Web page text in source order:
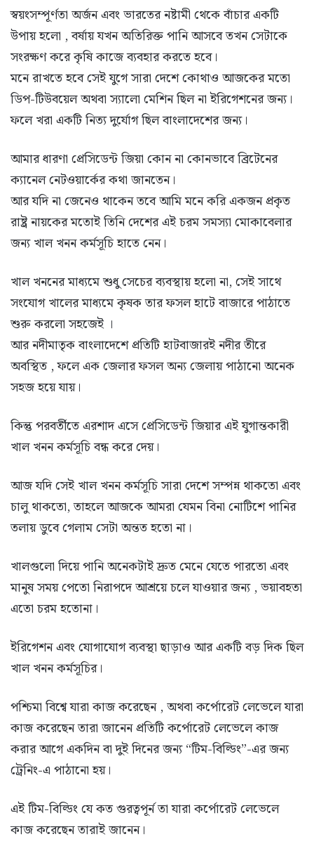
স্বয়ংসম্পূর্ণতা অর্জন এবং ভারতের নষ্টামী থেকে বাঁচার একটি
উপায় হলো , বর্ষায় যখন অতিরিক্ত পানি আসবে তখন সেটাকে
সংরক্ষণ করে কৃষি কাজে ব্যবহার করতে হবে।
মনে রাখতে হবে সেই যুগে সারা দেশে কোথাও আজকের মতো
ডিপ-টিউবয়েল অথবা স্যালো মেশিন ছিল না ইরিগেশনের জন্য।
ফলে খরা একটি নিত্য দুর্যোগ ছিল বাংলাদেশের জন্য।
আমার ধারণা প্রেসিডেন্ট জিয়া কোন না কোনভাবে ব্রিটেনের
ক্যানেল নেটওয়ার্কের কথা জানতেন।
আর যদি না জেনেও থাকেন তবে আমি মনে করি একজন প্রকৃত
রাষ্ট্র নায়কের মতোই তিনি দেশের এই চরম সমস্যা মোকাবেলার
জন্য খাল খনন কর্মসূচি হাতে নেন।
খাল খননের মাধ্যমে শুধু সেচের ব্যবস্থায় হলো না, সেই সাথে
সংযোগ খালের মাধ্যমে কৃষক তার ফসল হাটে বাজারে পাঠাতে
শুরু করলো সহজেই ।
আর নদীমাতৃক বাংলাদেশে প্রতিটি হাটবাজারই নদীর তীরে
অবস্থিত , ফলে এক জেলার ফসল অন্য জেলায় পাঠানো অনেক
সহজ হয়ে যায়।
কিন্তু পরবর্তীতে এরশাদ এসে প্রেসিডেন্ট জিয়ার এই যুগান্তকারী
খাল খনন কর্মসূচি বন্ধ করে দেয়।
আজ যদি সেই খাল খনন কর্মসূচি সারা দেশে সম্পন্ন থাকতো এবং
চালু থাকতো, তাহলে আজকে আমরা যেমন বিনা নোটিশে পানির
তলায় ডুবে গেলাম সেটা অন্তত হতো না।
খালগুলো দিয়ে পানি অনেকটাই দ্রুত মেনে যেতে পারতো এবং
মানুষ সময় পেতো নিরাপদে আশ্রয়ে চলে যাওয়ার জন্য , ভয়াবহতা
এতো চরম হতোনা।
ইরিগেশন এবং যোগাযোগ ব্যবস্থা ছাড়াও আর একটি বড় দিক ছিল
খাল খনন কর্মসূচির।
পশ্চিমা বিশ্বে যারা কাজ করেছেন , অথবা কর্পোরেট লেভেলে যারা
কাজ করেছেন তারা জানেন প্রতিটি কর্পোরেট লেভেলে কাজ
করার আগে একদিন বা দুই দিনের জন্য “টিম-বিল্ডিং”-এর জন্য
ট্রেনিং-এ পাঠানো হয়।
এই টিম-বিল্ডিং যে কত গুরত্বপূর্ন তা যারা কর্পোরেট লেভেলে
কাজ করেছেন তারাই জানেন।